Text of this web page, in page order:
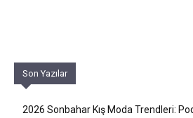
Son Yazılar
2026 Sonbahar Kış Moda Trendleri: